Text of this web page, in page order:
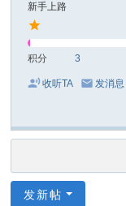
新手上路
积分 3
收听TA 发消息
发新帖